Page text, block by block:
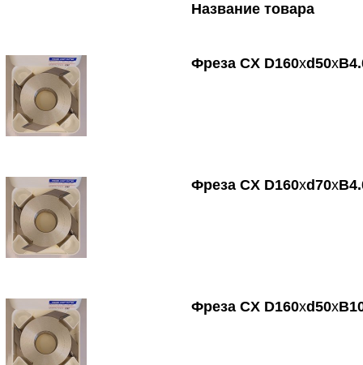
Название товара
Фреза CX D160хd50хB
Фреза CX D160хd70хB
Фреза CX D160хd50хB